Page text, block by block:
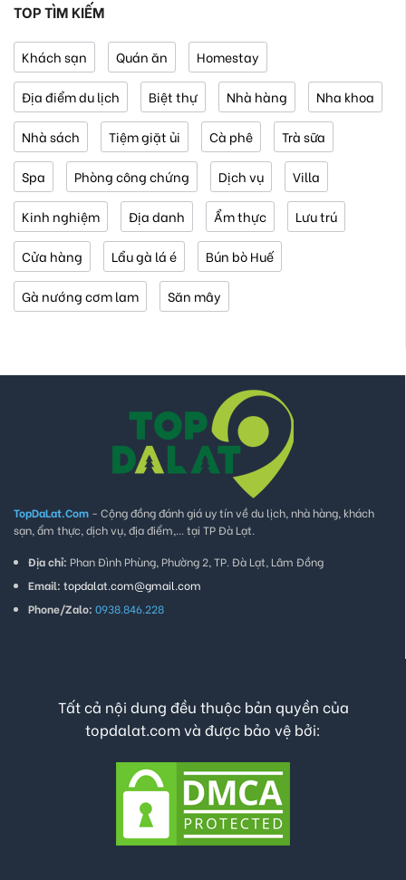
TOP TÌM KIẾM
Khách sạn Quán ăn Homestay
Địa điểm du lịch Biệt thự Nhà hàng Nha khoa
Nhà sách Tiệm giặt ủi Cà phê Trà sữa
Spa Phòng công chứng Dịch vụ Villa
Kinh nghiệm Địa danh Ẩm thực Lưu trú
Cửa hàng Lẩu gà lá é Bún bò Huế
Gà nướng cơm lam Săn mây
TopDaLat.Com - Cộng đồng đánh giá uy tín về du lịch, nhà hàng, khách
sạn, ẩm thực, dịch vụ, địa điểm,... tại TP Đà Lạt.
Địa chỉ: Phan Đình Phùng, Phường 2, TP. Đà Lạt, Lâm Đồng
Email: topdalat.com@gmail.com
Phone/Zalo: 0938.846.228
Tất cả nội dung đều thuộc bản quyền của
topdalat.com và được bảo vệ bởi: